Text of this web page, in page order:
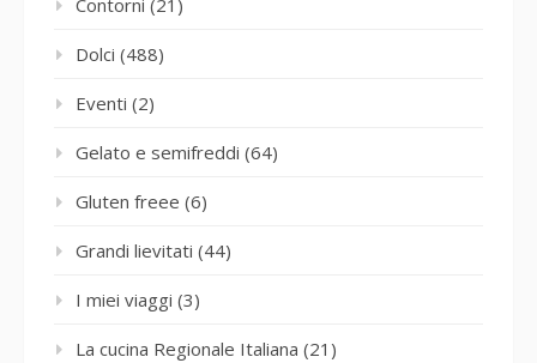
Contorni (21)
Dolci (488)
Eventi (2)
Gelato e semifreddi (64)
Gluten freee (6)
Grandi lievitati (44)
I miei viaggi (3)
La cucina Regionale Italiana (21)